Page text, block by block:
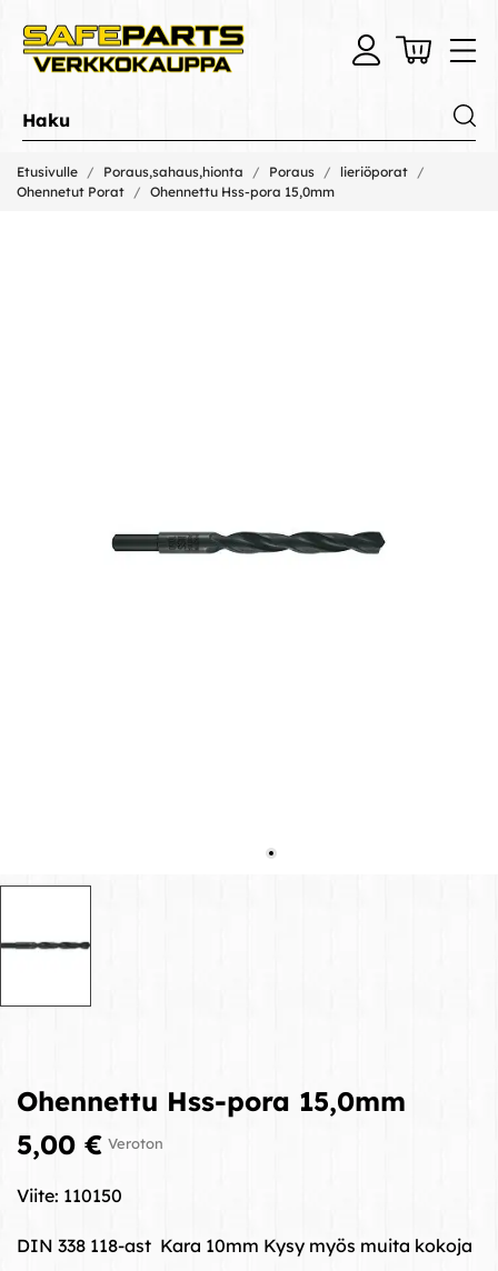
Etusivulle Poraus,sahaus,hionta Poraus
lieriöporat
Ohennetut Porat
Ohennettu Hss-pora 15,0mm
Ohennettu Hss-pora 15,0mm
5,00 € Veroton
Viite: 110150
DIN 338 118-ast Kara 10mm Kysy myös muita kokoja